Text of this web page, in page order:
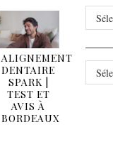
ALIGNEMENT
DENTAIRE
SPARK |
TEST ET
AVIS À
BORDEAUX